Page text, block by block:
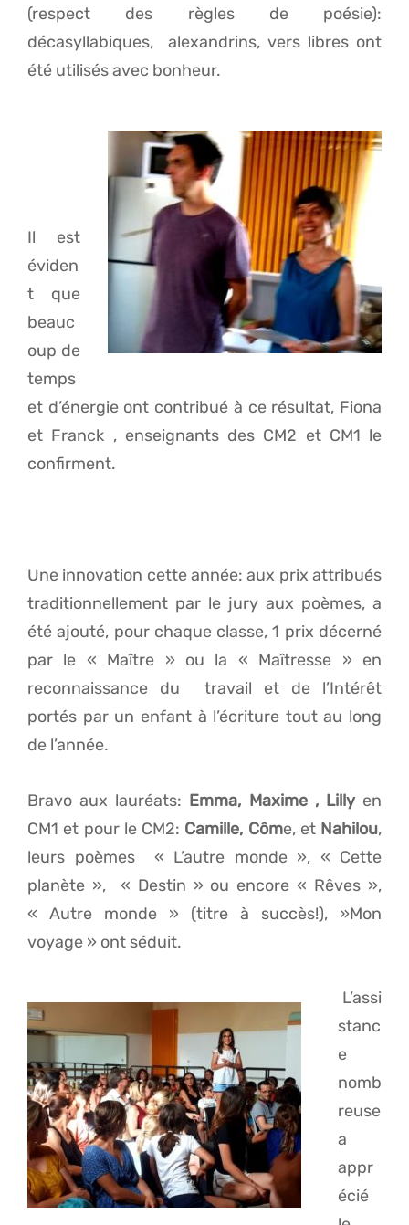
(respect des règles de poésie):
décasyllabiques, alexandrins, vers libres ont
été utilisés avec bonheur.
Il est
éviden
t que
beauc
oup de
temps
et d’énergie ont contribué à ce résultat, Fiona
et Franck , enseignants des CM2 et CM1 le
confirment.
Une innovation cette année: aux prix attribués
traditionnellement par le jury aux poèmes, a
été ajouté, pour chaque classe, 1 prix décerné
par le « Maître » ou la « Maîtresse » en
reconnaissance du travail et de l’Intérêt
portés par un enfant à l’écriture tout au long
de l’année.
Bravo aux lauréats: Emma, Maxime , Lillyen
CM1 et pour le CM2: Camille, Côme, et Nahilou,
leurs poèmes « L’autre monde », « Cette
planète », « Destin » ou encore « Rêves »,
« Autre monde » (titre à succès!), »Mon
voyage » ont séduit.
L’assi
stanc
e
nomb
reuse
a
appr
écié